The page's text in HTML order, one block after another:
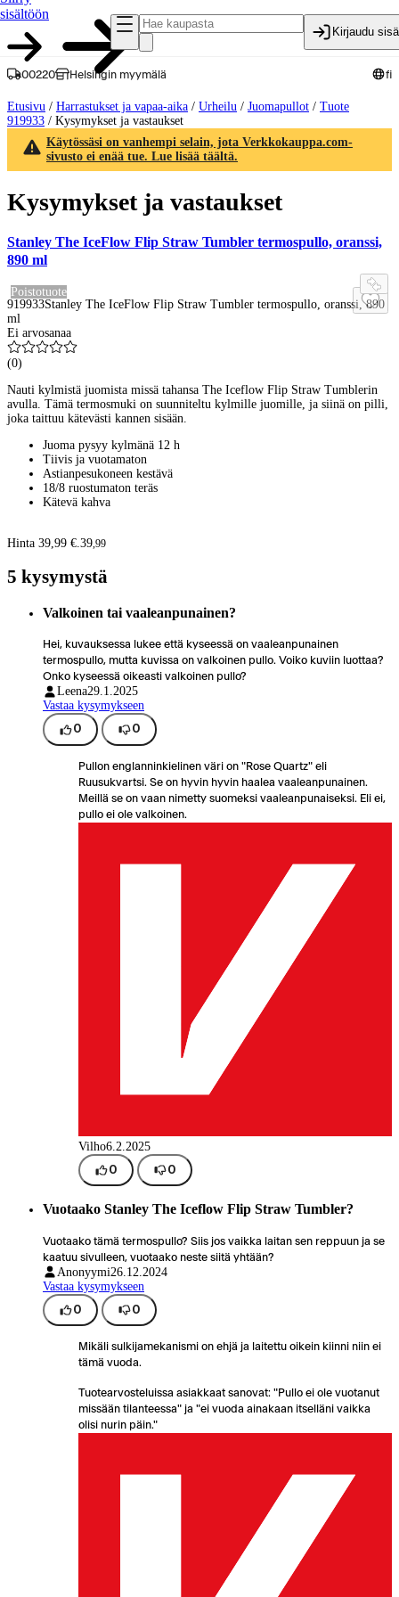
sisältöön
Kirjaudu
00220 Helsingin myymälä fi
Etusivu / Harrastukset ja vapaa-aika / Urheilu / Juomapullot / Tuote
919933 / Kysymykset ja vastaukset
Käytössäsi on vanhempi selain, jota Verkkokauppa.com-
sivusto ei enää tue. Lue lisää täältä.
Kysymykset ja vastaukset
Stanley The IceFlow Flip Straw Tumbler termospullo, oranssi,
890 ml
Poistotuote
919933Stanley The IceFlow Flip Straw Tumbler termospullo, oranssi, 890
ml
Ei arvosanaa
(0)
Nauti kylmistä juomista missä tahansa The Iceflow Flip Straw Tumblerin
avulla. Tämä termosmuki on suunniteltu kylmille juomille, ja siinä on pilli,
joka taittuu kätevästi kannen sisään.
Juoma pysyy kylmänä 12 h
Tiivis ja vuotamaton
Astianpesukoneen kestävä
18/8 ruostumaton teräs
Kätevä kahva
Hinta 39,99 €. 39,99
5 kysymystä
Valkoinen tai vaaleanpunainen?
Hei, kuvauksessa lukee että kyseessä on vaaleanpunainen
termospullo, mutta kuvissa on valkoinen pullo. Voiko kuviin luottaa?
Onko kyseessä oikeasti valkoinen pullo?
Leena29.1.2025
Vastaa kysymykseen
0 0
Pullon englanninkielinen väri on "Rose Quartz" eli
Ruusukvartsi. Se on hyvin hyvin haalea vaaleanpunainen.
Meillä se on vaan nimetty suomeksi vaaleanpunaiseksi. Eli ei,
pullo ei ole valkoinen.
Vilho6.2.2025
0 0
Vuotaako Stanley The Iceflow Flip Straw Tumbler?
Vuotaako tämä termospullo? Siis jos vaikka laitan sen reppuun ja se
kaatuu sivulleen, vuotaako neste siitä yhtään?
Anonyymi26.12.2024
Vastaa kysymykseen
0 0
Mikäli sulkijamekanismi on ehjä ja laitettu oikein kiinni niin ei
tämä vuoda.
Tuotearvosteluissa asiakkaat sanovat: "Pullo ei ole vuotanut
missään tilanteessa" ja "ei vuoda ainakaan itselläni vaikka
olisi nurin päin."